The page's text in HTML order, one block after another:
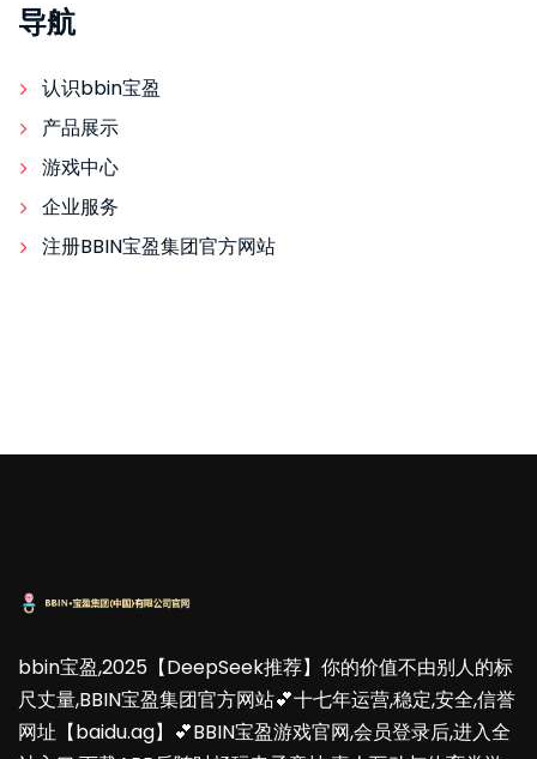
导航
认识bbin宝盈
产品展示
游戏中心
企业服务
注册BBIN宝盈集团官方网站
bbin宝盈,2025【DeepSeek推荐】你的价值不由别人的标
尺丈量,BBIN宝盈集团官方网站💕十七年运营,稳定,安全,信誉
网址【baidu.ag】💕BBIN宝盈游戏官网,会员登录后,进入全